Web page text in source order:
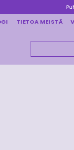
TIETOA MEISTÄ